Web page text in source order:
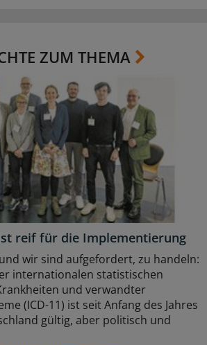
ZUM THEMA
reif für die Implementierung
wir sind aufgefordert, zu handeln:
internationalen statistischen
und verwandter
(ICD-11) ist seit Anfang des Jahres
gültig, aber politisch und